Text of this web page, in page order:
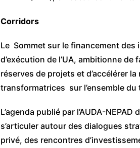
Corridors
Le Sommet sur le financement
d’exécution de l’UA, ambitionne
réserves de projets et d’accélérer
transformatrices sur l’ensemble
L’agenda publié par l’AUDA-
s’articuler autour des dialogues
privé, des rencontres